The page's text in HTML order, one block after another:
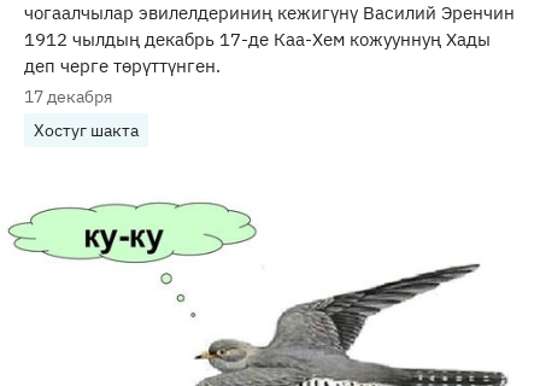
чогаалчылар эвилелдериниң кежигүнү Василий Эренчин
1912 чылдың декабрь 17-де Каа-Хем кожууннуң Хады
деп черге төрүттүнген.
17 декабря
Хостуг шакта